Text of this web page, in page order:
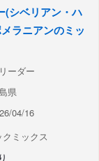
(シベリアン・ハ
ラニアンのミッ
ーダー
県
04/16
クミックス